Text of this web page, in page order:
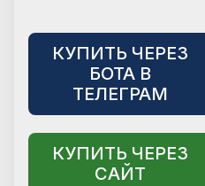
КУПИТЬ ЧЕРЕЗ
БОТА В
ТЕЛЕГРАМ
КУПИТЬ ЧЕРЕЗ
САЙТ